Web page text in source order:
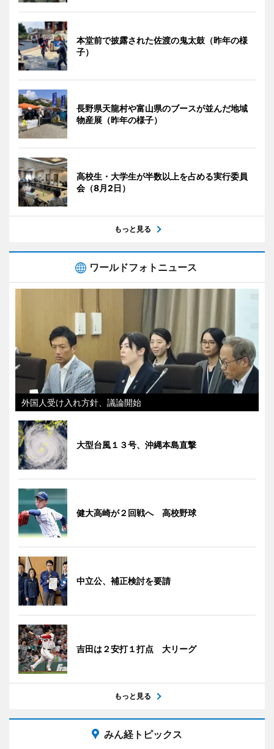
本堂前で披露された佐渡の鬼太鼓（昨年の様
子）
長野県天龍村や富山県のブースが並んだ地域
物産展（昨年の様子）
高校生・大学生が半数以上を占める実行委員
会（8月2日）
もっと見る
ワールドフォトニュース
外国人受け入れ方針、議論開始
大型台風１３号、沖縄本島直撃
健大高崎が２回戦へ 高校野球
中立公、補正検討を要請
吉田は２安打１打点 大リーグ
もっと見る
みん経トピックス